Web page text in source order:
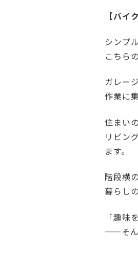
【バイ
シンプ
こちら
ガレー
作業に
住まい
リビン
ます。
階段横
暮らし
「趣味
——そん